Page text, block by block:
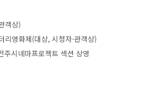
객상)
리영화제(대상, 시청자·관객상)
주시네마프로젝트 섹션 상영